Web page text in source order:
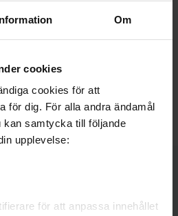
Om
cookies
cookies för att
för dig. För alla andra ändamål
samtycka till följande
upplevelse:
för att anpassa innehållet
fastighet.